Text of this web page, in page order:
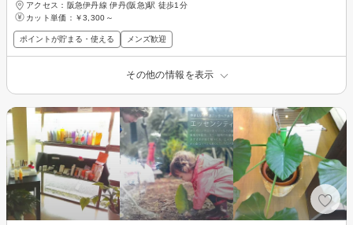
アクセス：阪急伊丹線 伊丹(阪急)駅 徒歩1分
カット単価： ￥3,300～
ポイントが貯まる・使える メンズ歓迎
その他の情報を表示